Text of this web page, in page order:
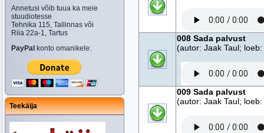
Annetusi võib tuua ka meie
stuudiotesse
Tehnika 115, Tallinnas või
Riia 22a-1, Tartus
PayPal konto omanikele:
Teekäija
008 Sada palvust
(autor: Jaak Taul;
009 Sada palvust
(autor: Jaak Taul;